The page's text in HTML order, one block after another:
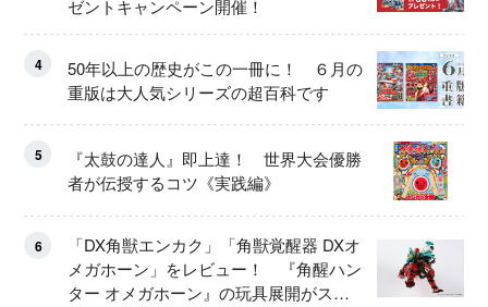
ゼントキャンペーン開催！
4
50年以上の歴史がこの一冊に！ ６月の
重版は大人気シリーズの超百科です
5
『太鼓の達人』即上達！ 世界大会優勝
者が伝授するコツ《実践編》
6
「DX角獣エンカク」「角獣覚醒器 DXオ
メガホーン」をレビュー！ 『角醒ハン
ター オメガホーン』の玩具展開がスタ